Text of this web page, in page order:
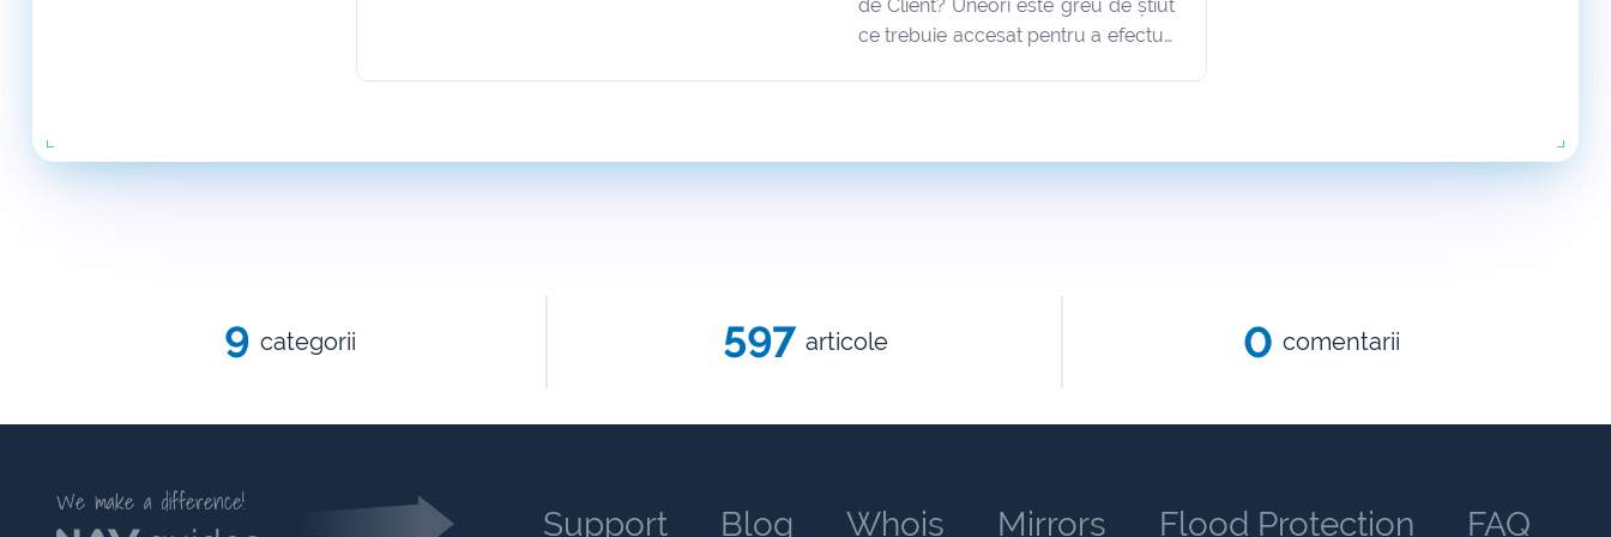
de Client? Uneori este greu de știut
ce trebuie accesat pentru a efectua
9 categorii 597 articole 0 comentarii
We make a difference!
Support Blog Whois Mirrors Flood Protection FAQ